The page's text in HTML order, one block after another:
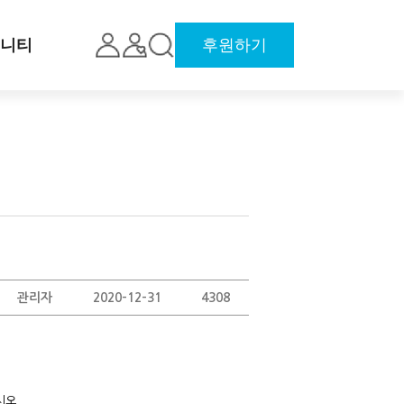
티 후원하기
관리자 2020-12-31 4308
오.